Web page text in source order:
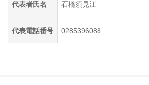
代表者氏名 石橋須見江
代表電話番号 0285396088